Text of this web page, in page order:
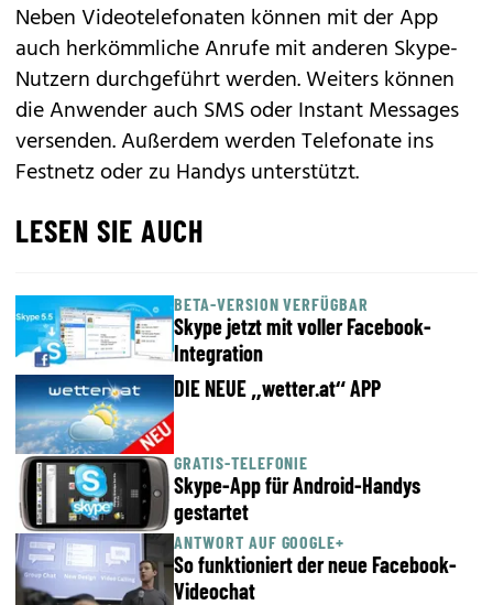
Neben Videotelefonaten können mit der App
auch herkömmliche Anrufe mit anderen Skype-
Nutzern durchgeführt werden. Weiters können
die Anwender auch SMS oder Instant Messages
versenden. Außerdem werden Telefonate ins
Festnetz oder zu Handys unterstützt.
LESEN SIE AUCH
BETA-VERSION VERFÜGBAR
Skype jetzt mit voller Facebook-
Integration
DIE NEUE „wetter.at“ APP
GRATIS-TELEFONIE
Skype-App für Android-Handys
gestartet
ANTWORT AUF GOOGLE+
So funktioniert der neue Facebook-
Videochat